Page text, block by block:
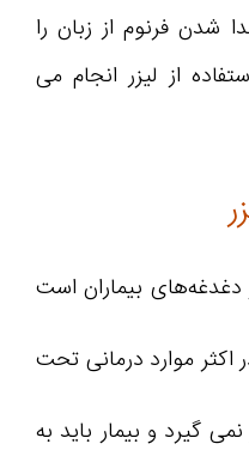
فرنوم از زبان را
از لیزر انجام می
دغدغه‌های بیماران است
اکثر موارد درمانی تحت
گیرد و بیمار باید به